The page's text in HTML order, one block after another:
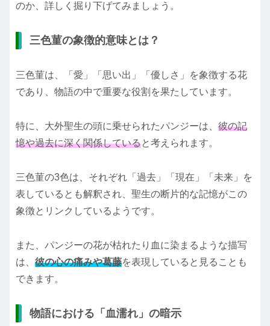
のか、詳しく掘り下げてみましょう。
三色菫の象徴的意味とは？
三色菫は、「愛」「思い出」「優しさ」を象徴する花
であり、物語の中で重要な役割を果たしています。
特に、大外聖生の頭に乗せられたパンジーは、 彼の記
憶や過去に深く関係していると考えられます。
三色菫の3色は、それぞれ「過去」「現在」「未来」を
表しているとも解釈され、聖生の断片的な記憶がこの
象徴とリンクしているようです。
また、パンジーの花が枯れたり血に染まるような描写
は、 彼の心の痛みや葛藤を表現していると見ることも
できます。
物語における「血濡れ」の暗示